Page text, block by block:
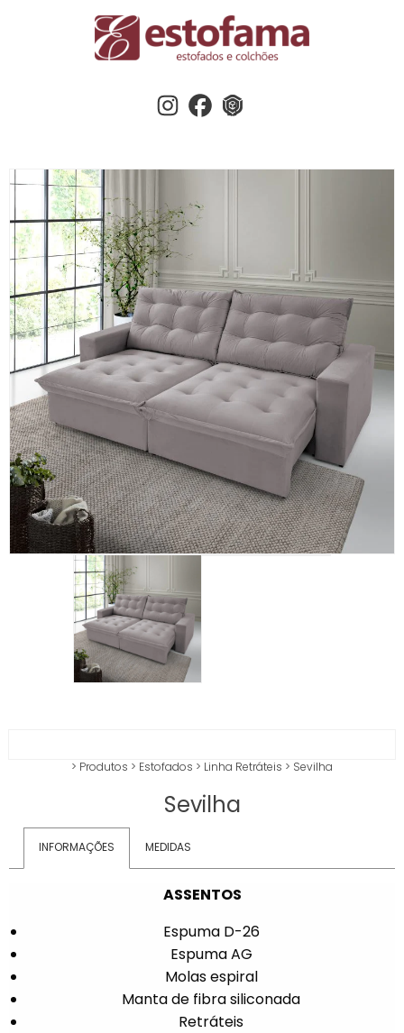
> Produtos > Estofados > Linha Retráteis > Sevilha
Sevilha
INFORMAÇÕES MEDIDAS
ASSENTOS
Espuma D-26
Espuma AG
Molas espiral
Manta de fibra siliconada
Retráteis